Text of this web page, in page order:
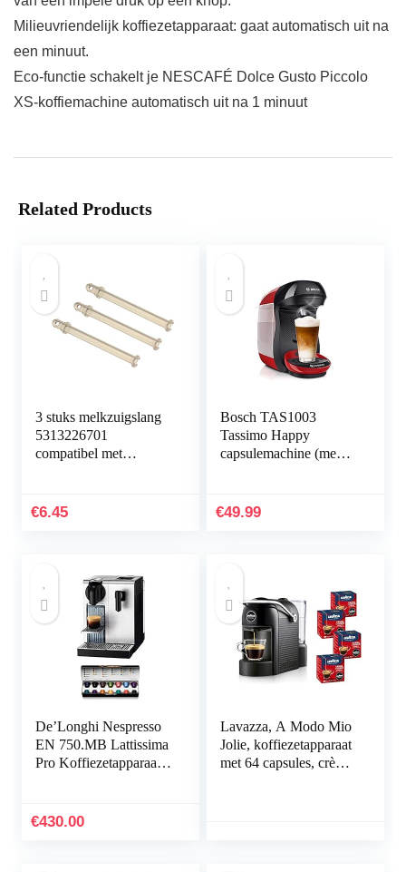
Milieuvriendelijk koffiezetapparaat: gaat automatisch uit na
een minuut.
Eco-functie schakelt je NESCAFÉ Dolce Gusto Piccolo
XS-koffiemachine automatisch uit na 1 minuut
Related Products
3 stuks melkzuigslang
5313226701
compatibel met
Lattissima/Lattissima
€6.45
Bosch TAS1003
Tassimo Happy
capsulemachine (meer
geschikt voor alle
€49.99
De’Longhi Nespresso
EN 750.MB Lattissima
Pro Koffiezetapparaat,
€430.00
Lavazza, A Modo Mio
Jolie, koffiezetapparaat
met 64 capsules, crème